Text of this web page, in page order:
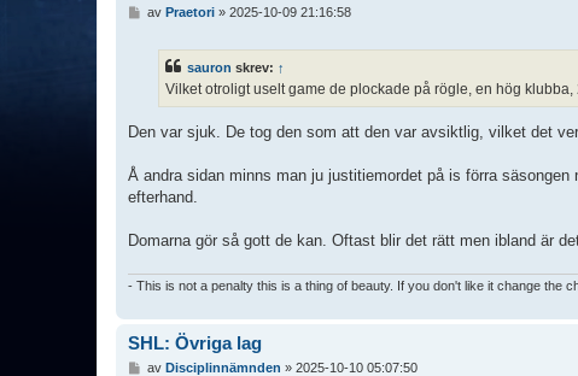
av Praetori» 2025-10-09 21:16:58
sauron skrev: ↑
Vilket otroligt uselt game de plockade på rögle, en hög klubba,
Den var sjuk. De tog den som att den var avsiktlig, vilket det
Å andra sidan minns man ju justitiemordet på is förra
efterhand.
Domarna gör så gott de kan. Oftast blir det rätt men ibland är
- This is not a penalty this is a thing of beauty. If you don't like it change the
SHL: Övriga lag
av Disciplinnämnden » 2025-10-10 05:07:50